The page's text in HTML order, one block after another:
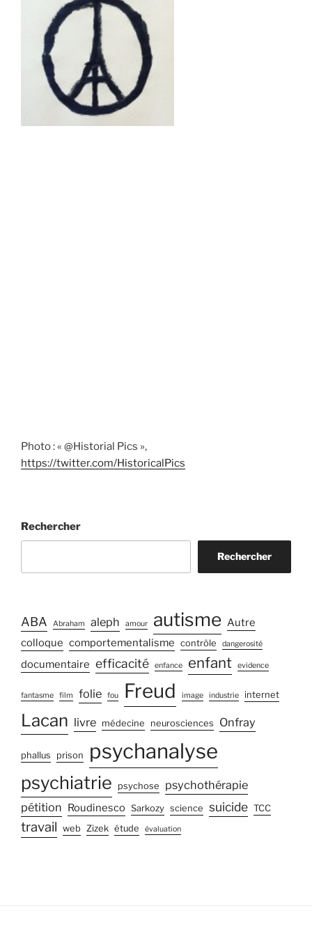
Photo : « @Historial Pics »,
https://twitter.com/HistoricalPics
Rechercher
Rechercher
ABA Abraham aleph amour autisme Autre
colloque comportementalisme contrôle dangerosité
documentaire efficacité enfance enfant evidence
fantasme film folie fou Freud image industrie internet
Lacan livre médecine neurosciences Onfray
phallus prison psychanalyse
psychiatrie psychose
psychothérapie
pétition Roudinesco Sarkozy science suicide TCC
travail web Zizek étude évaluation